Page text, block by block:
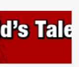
Lena informiert
an
Brainy, J'onn und
um an Lex
entdecken